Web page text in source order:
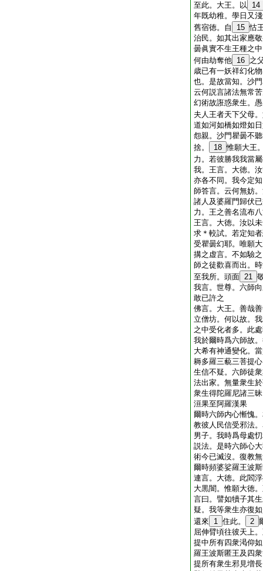
至此。大王。以
14
年既幼稚。學日又
舊宿徳。自
15 怙
治民。如其出家應
曇眞實不生王種之
何由劫奪他 16 之
歳已有一妖祥幻化
也。是故當知。沙
云何説言諸法無常
幻術故誑惑衆生。
夫人王者天下父母
道如河如橋如燈如
怨親。沙門瞿曇不
捨。
18 惟願大王
力。若彼勝我我當
我。王言。大徳。
亦各不同。我今定
師答言。云何無妨
諸人及婆羅門歸伏
力。王之善名流布
王言。大徳。汝以
求＊較試。若定知
受瞿曇幻耶。唯願
搆之虚言。不如驗
師之徒歡喜而出。
至我所。頭面 21
我言。世尊。六師
敢已許之
佛言。大王。善哉
立僧坊。何以故。
之中受化者多。此
我於爾時爲六師故
大希有神通變化。
耨多羅三藐三菩提
生信不疑。六師徒
法出家。無量衆生
衆生得陀羅尼諸三
洹果至阿羅漢果
爾時六師内心慚愧
教彼人民信受邪法
男子。我時爲母處
説法。是時六師心
術今已滅沒。復教
爾時頻婆娑羅王波
連言。大徳。此閻
大黒闇。惟願大徳
言曰。譬如犢子其
疑。我等衆生亦復
還來
1 住此。 2
屈伸臂頃往彼天上
提中所有四衆渇仰
羅王波斯匿王及四
提所有衆生邪見増